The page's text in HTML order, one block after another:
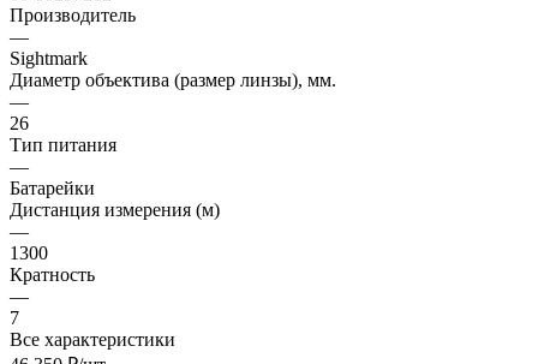
Производитель
—
Sightmark
Диаметр объектива (размер линзы), мм.
—
26
Тип питания
—
Батарейки
Дистанция измерения (м)
—
1300
Кратность
—
7
Все характеристики